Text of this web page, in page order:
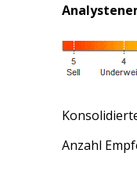
Anzahl